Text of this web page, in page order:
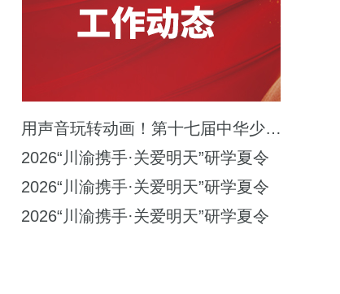
用声音玩转动画！第十七届中华少年儿童电
2026“川渝携手·关爱明天”研学夏令
2026“川渝携手·关爱明天”研学夏令
2026“川渝携手·关爱明天”研学夏令